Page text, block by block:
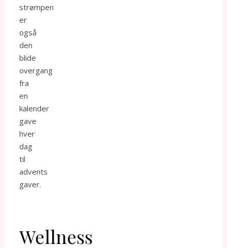
strømpen
er
også
den
blide
overgang
fra
en
kalender
gave
hver
dag
til
advents
gaver.
Wellness